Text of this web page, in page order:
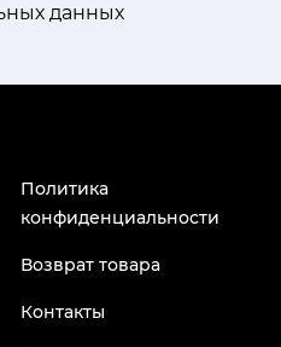
данных
Политика
конфиденциальности
Возврат товара
Контакты